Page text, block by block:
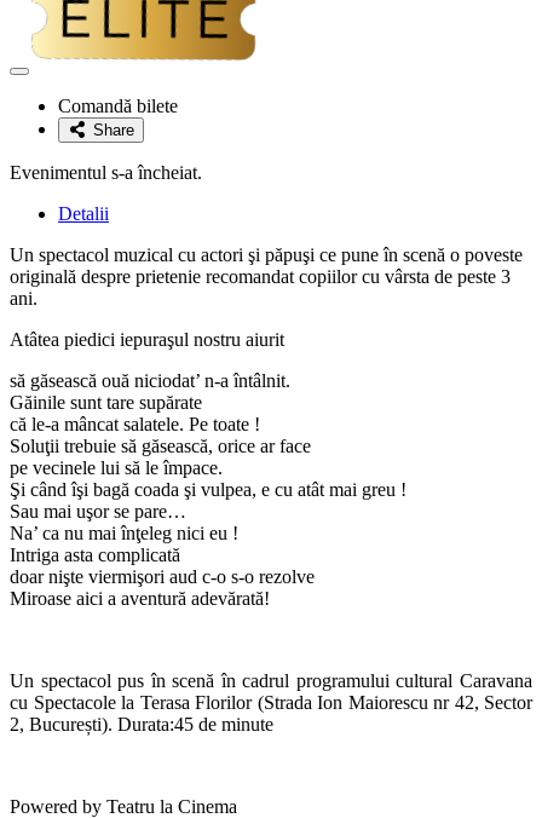
Adaugă
favoriteComandă bilete
Share
Evenimentul s-a încheiat.
Detalii
Un spectacol muzical cu actori şi păpuşi ce pune în scenă o poveste
originală despre prietenie recomandat copiilor cu vârsta de peste 3
ani.
Atâtea piedici iepuraşul nostru aiurit
să găsească ouă niciodat’ n-a întâlnit.
Găinile sunt tare supărate
că le-a mâncat salatele. Pe toate !
Soluţii trebuie să găsească, orice ar face
pe vecinele lui să le împace.
Şi când îşi bagă coada şi vulpea, e cu atât mai greu !
Sau mai uşor se pare…
Na’ ca nu mai înţeleg nici eu !
Intriga asta complicată
doar nişte viermişori aud c-o s-o rezolve
Miroase aici a aventură adevărată!
Un spectacol pus în scenă în cadrul programului cultural Caravana
cu Spectacolela Terasa Florilor (Strada Ion Maiorescu nr 42, Sector
2, București). Durata:45 de minute
Powered by Teatru la Cinema